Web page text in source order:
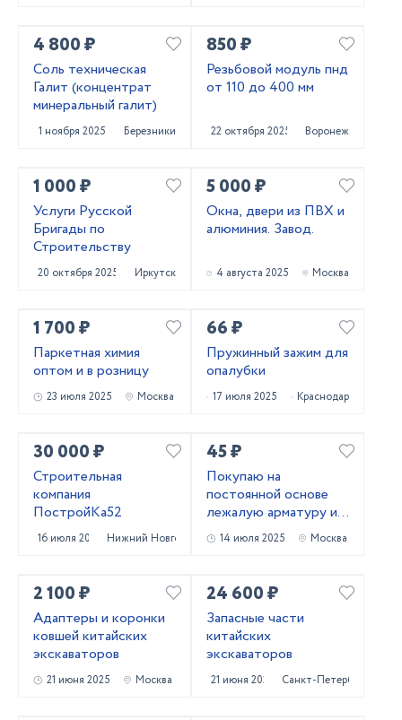
4 800 ₽
Соль техническая
Галит (концентрат
минеральный галит)
1 ноября 2025 Березники
850 ₽
Резьбовой модуль пнд
от 110 до 400 мм
22 октября 2025 Воронеж
1 000 ₽
Услуги Русской
Бригады по
Строительству
20 октября 2025 Иркутск
5 000 ₽
Окна, двери из ПВХ и
алюминия. Завод.
4 августа 2025 Москва
1 700 ₽
Паркетная химия
оптом и в розницу
23 июля 2025 Москва
66 ₽
Пружинный зажим для
опалубки
17 июля 2025 Краснодар
30 000 ₽
Строительная
компания
ПостройКа52
16 июля 2025 Нижний Новгород
45 ₽
Покупаю на
постоянной основе
лежалую арматуру и
металлопрокат!
Самовывоз
14 июля 2025 Москва
2 100 ₽
Адаптеры и коронки
ковшей китайских
экскаваторов
21 июня 2025 Москва
24 600 ₽
Запасные части
китайских
экскаваторов
21 июня 2025 Санкт-Петербург